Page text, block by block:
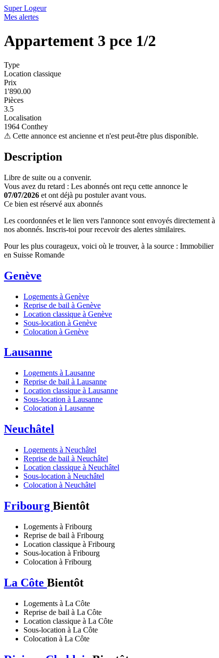
Super Logeur
Mes alertes
Appartement 3 pce 1/2
Type
Location classique
Prix
1'890.00
Pièces
3.5
Localisation
1964 Conthey
⚠ Cette annonce est ancienne et n'est peut-être plus disponible.
Description
Libre de suite ou a convenir.
Vous avez du retard : Les abonnés ont reçu cette annonce le
07/07/2026 et ont déjà pu postuler avant vous.
Ce bien est réservé aux abonnés
Les coordonnées et le lien vers l'annonce sont envoyés directement à
nos abonnés. Inscris-toi pour recevoir des alertes similaires.
Pour les plus courageux, voici où le trouver, à la source : Immobilier
en Suisse Romande
Genève
Logements à Genève
Reprise de bail à Genève
Location classique à Genève
Sous-location à Genève
Colocation à Genève
Lausanne
Logements à Lausanne
Reprise de bail à Lausanne
Location classique à Lausanne
Sous-location à Lausanne
Colocation à Lausanne
Neuchâtel
Logements à Neuchâtel
Reprise de bail à Neuchâtel
Location classique à Neuchâtel
Sous-location à Neuchâtel
Colocation à Neuchâtel
Fribourg Bientôt
Logements à Fribourg
Reprise de bail à Fribourg
Location classique à Fribourg
Sous-location à Fribourg
Colocation à Fribourg
La Côte Bientôt
Logements à La Côte
Reprise de bail à La Côte
Location classique à La Côte
Sous-location à La Côte
Colocation à La Côte